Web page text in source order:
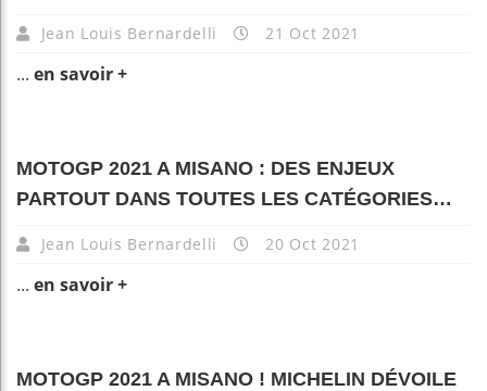
Jean Louis Bernardelli 21 Oct 2021
... en savoir +
MOTOGP 2021 A MISANO : DES ENJEUX
PARTOUT DANS TOUTES LES CATÉGORIES…
Jean Louis Bernardelli 20 Oct 2021
... en savoir +
MOTOGP 2021 A MISANO ! MICHELIN DÉVOILE